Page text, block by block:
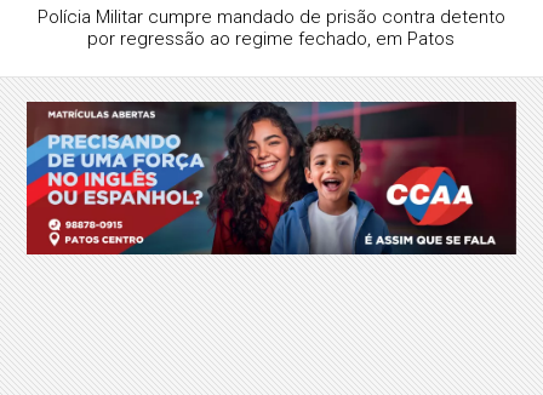
Polícia Militar cumpre mandado de prisão contra detento
por regressão ao regime fechado, em Patos